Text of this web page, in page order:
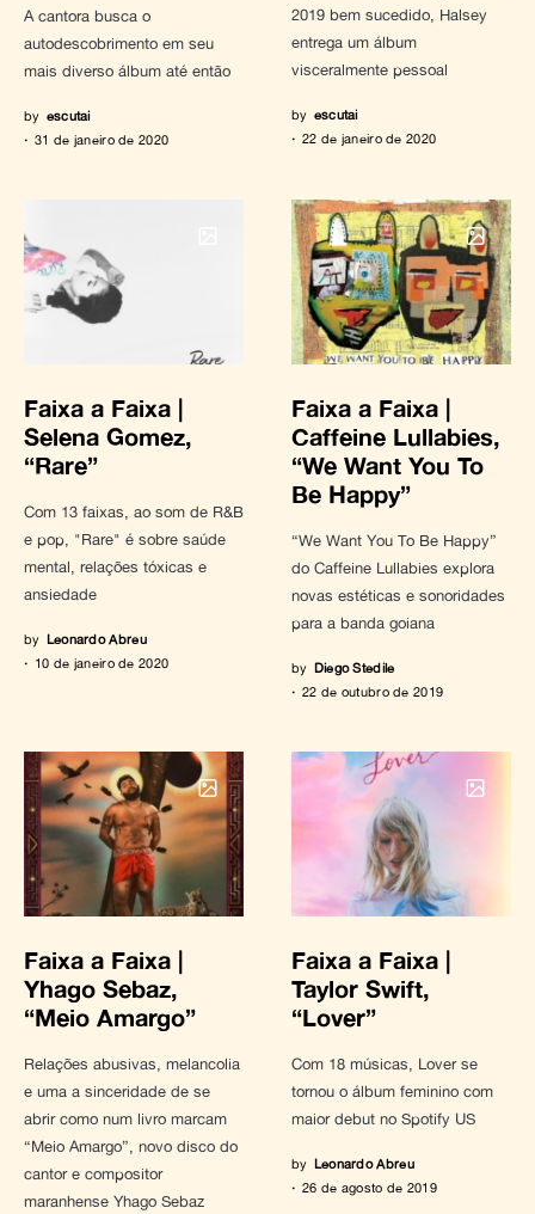
A cantora busca o
autodescobrimento em seu
mais diverso álbum até então
by escutai
31 de janeiro de 2020
2019 bem sucedido, Halsey
entrega um álbum
visceralmente pessoal
by escutai
22 de janeiro de 2020
Faixa a Faixa |
Selena Gomez,
“Rare”
Com 13 faixas, ao som de R&B
e pop, "Rare" é sobre saúde
mental, relações tóxicas e
ansiedade
by Leonardo Abreu
10 de janeiro de 2020
Faixa a Faixa |
Caffeine Lullabies,
“We Want You To
Be Happy”
“We Want You To Be Happy”
do Caffeine Lullabies explora
novas estéticas e sonoridades
para a banda goiana
by Diego Stedile
22 de outubro de 2019
Faixa a Faixa |
Yhago Sebaz,
“Meio Amargo”
Relações abusivas, melancolia
e uma a sinceridade de se
abrir como num livro marcam
“Meio Amargo”, novo disco do
cantor e compositor
maranhense Yhago Sebaz
Faixa a Faixa |
Taylor Swift,
“Lover”
Com 18 músicas, Lover se
tornou o álbum feminino com
maior debut no Spotify US
by Leonardo Abreu
26 de agosto de 2019